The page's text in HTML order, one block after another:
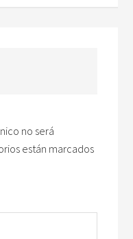
no será
están marcados